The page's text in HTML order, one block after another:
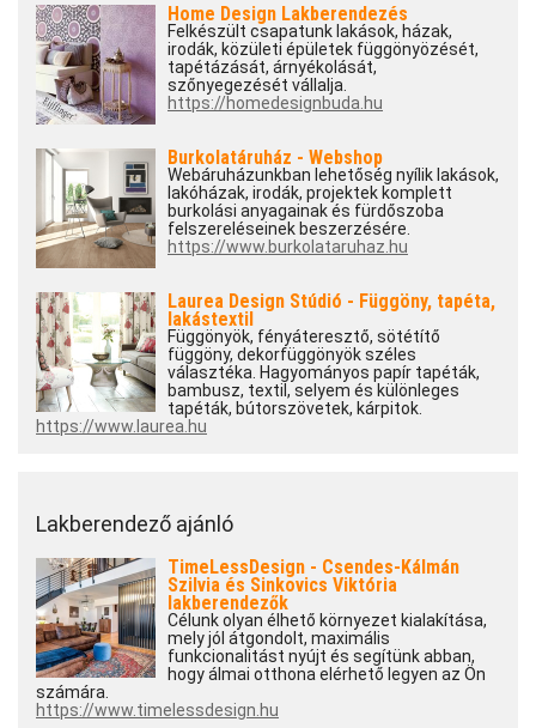
Home Design Lakberendezés
Felkészült csapatunk lakások, házak,
irodák, közületi épületek függönyözését,
tapétázását, árnyékolását,
szőnyegezését vállalja.
https://homedesignbuda.hu
Burkolatáruház - Webshop
Webáruházunkban lehetőség nyílik lakások,
lakóházak, irodák, projektek komplett
burkolási anyagainak és fürdőszoba
felszereléseinek beszerzésére.
https://www.burkolataruhaz.hu
Laurea Design Stúdió - Függöny, tapéta,
lakástextil
Függönyök, fényáteresztő, sötétítő
függöny, dekorfüggönyök széles
választéka. Hagyományos papír tapéták,
bambusz, textil, selyem és különleges
tapéták, bútorszövetek, kárpitok.
https://www.laurea.hu
Lakberendező ajánló
TimeLessDesign - Csendes-Kálmán
Szilvia és Sinkovics Viktória
lakberendezők
Célunk olyan élhető környezet kialakítása,
mely jól átgondolt, maximális
funkcionalitást nyújt és segítünk abban,
hogy álmai otthona elérhető legyen az Ön
számára.
https://www.timelessdesign.hu